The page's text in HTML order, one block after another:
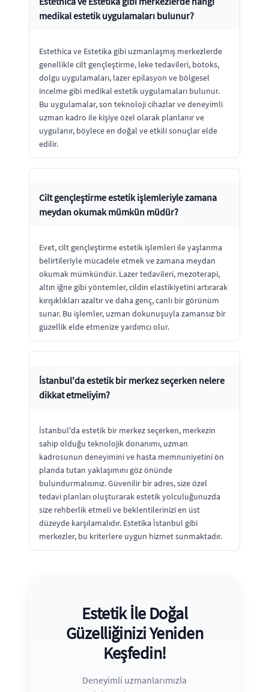
medikal estetik uygulamaları bulunur?
Estethica ve Estetika gibi uzmanlaşmış merkezlerde
genellikle cilt gençleştirme, leke tedavileri, botoks,
dolgu uygulamaları, lazer epilasyon ve bölgesel
incelme gibi medikal estetik uygulamaları bulunur.
Bu uygulamalar, son teknoloji cihazlar ve deneyimli
uzman kadro ile kişiye özel olarak planlanır ve
uygulanır, böylece en doğal ve etkili sonuçlar elde
edilir.
Cilt gençleştirme estetik işlemleriyle zamana
meydan okumak mümkün müdür?
Evet, cilt gençleştirme estetik işlemleri ile yaşlanma
belirtileriyle mücadele etmek ve zamana meydan
okumak mümkündür. Lazer tedavileri, mezoterapi,
altın iğne gibi yöntemler, cildin elastikiyetini artırarak
kırışıklıkları azaltır ve daha genç, canlı bir görünüm
sunar. Bu işlemler, uzman dokunuşuyla zamansız bir
güzellik elde etmenize yardımcı olur.
İstanbul'da estetik bir merkez seçerken nelere
dikkat etmeliyim?
İstanbul'da estetik bir merkez seçerken, merkezin
sahip olduğu teknolojik donanımı, uzman
kadrosunun deneyimini ve hasta memnuniyetini ön
planda tutan yaklaşımını göz önünde
bulundurmalısınız. Güvenilir bir adres, size özel
tedavi planları oluşturarak estetik yolculuğunuzda
size rehberlik etmeli ve beklentilerinizi en üst
düzeyde karşılamalıdır. Estetika İstanbul gibi
merkezler, bu kriterlere uygun hizmet sunmaktadır.
Estetik İle Doğal
Güzelliğinizi Yeniden
Keşfedin!
Deneyimli uzmanlarımızla